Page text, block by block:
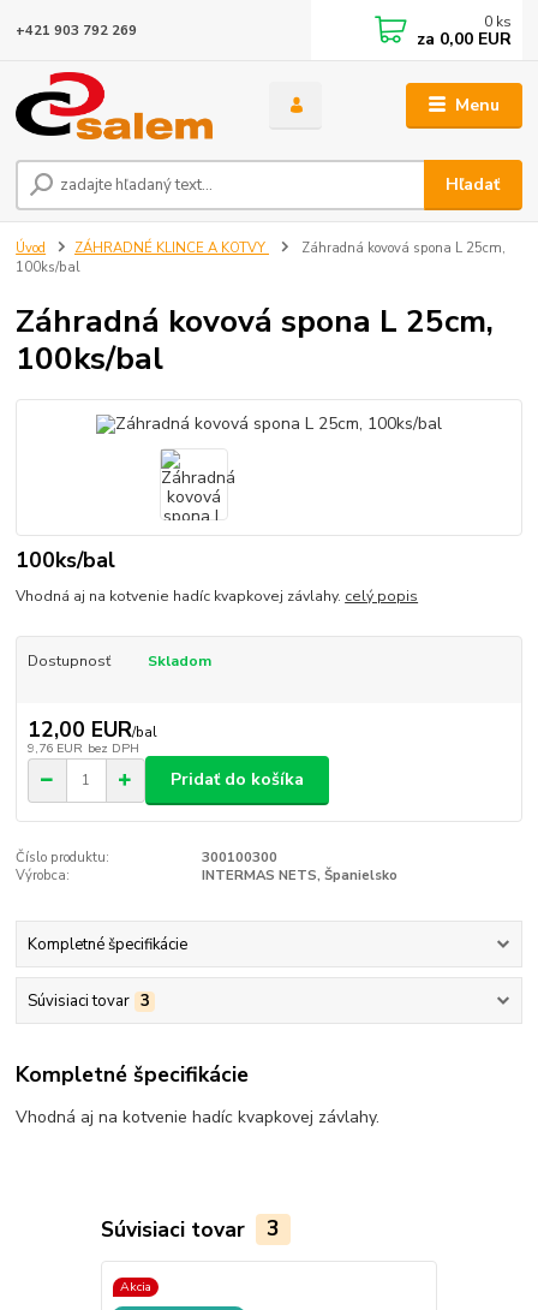
Menu
Hľadať
+421 903 792 269 0 ks
za 0,00 EUR
Úvod ZÁHRADNÉ KLINCE A KOTVY
Záhradná kovová spona L 25cm,
100ks/bal
Záhradná kovová spona L 25cm,
100ks/bal
100ks/bal
Vhodná aj na kotvenie hadíc kvapkovej závlahy. celý popis
Dostupnosť Skladom
12,00 EUR/bal
9,76 EUR bez DPH
Pridať do košíka
Číslo produktu:
300100300
Výrobca:
INTERMAS NETS, Španielsko
Kompletné špecifikácie
Súvisiaci tovar 3
Kompletné špecifikácie
Vhodná aj na kotvenie hadíc kvapkovej závlahy.
Súvisiaci tovar 3
Akcia